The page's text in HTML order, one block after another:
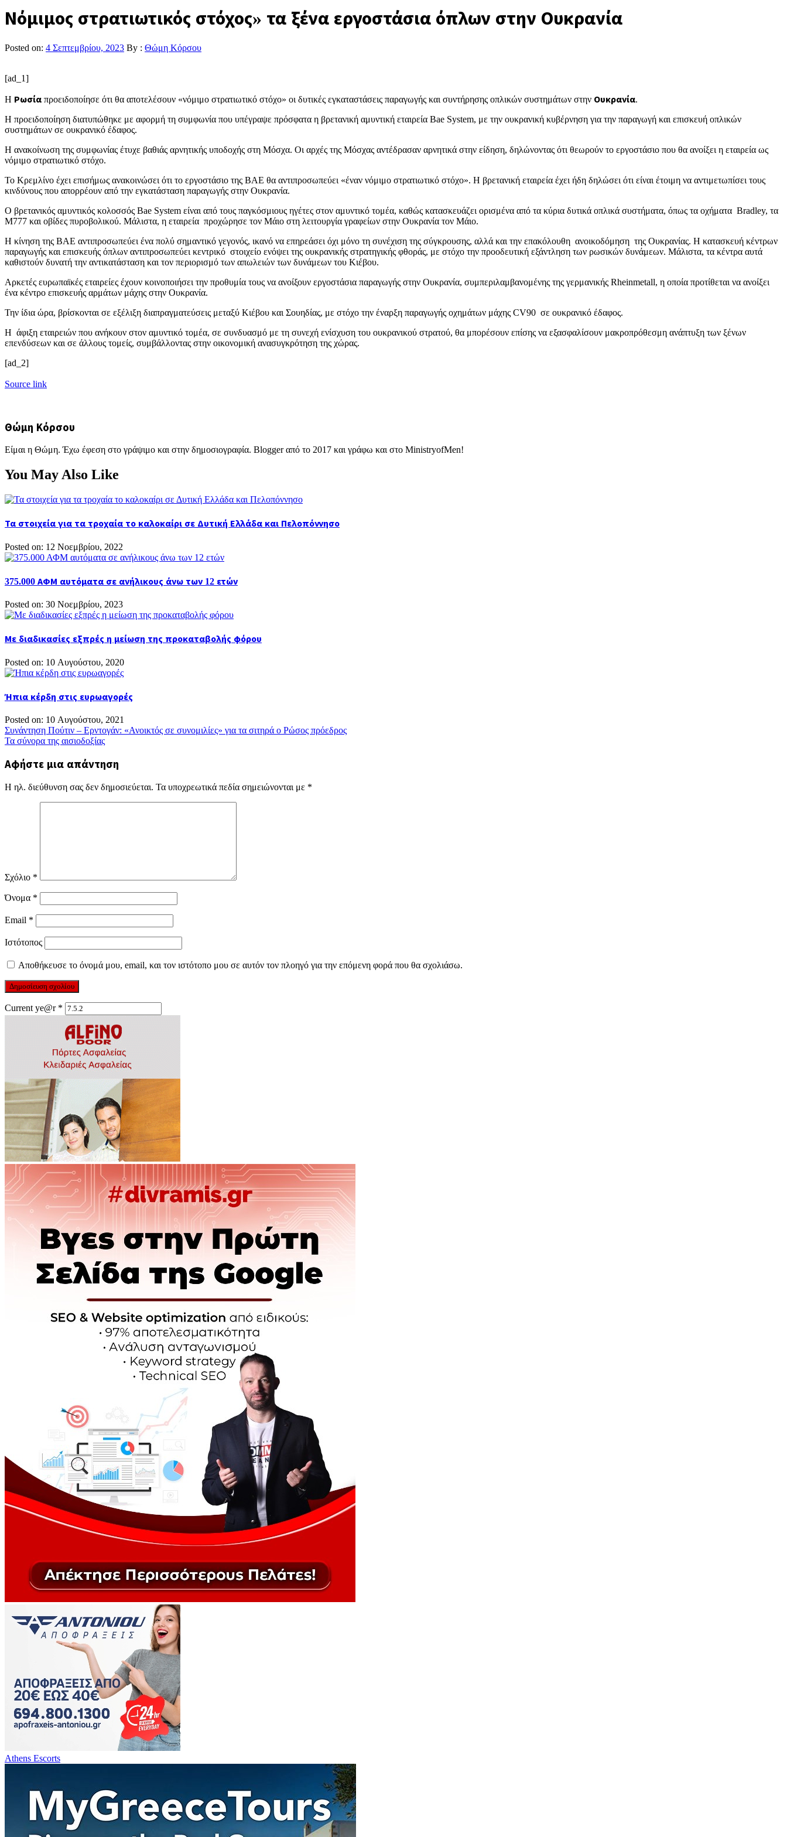
Νόμιμος στρατιωτικός στόχος» τα ξένα εργοστάσια όπλων στην Ουκρανία
Posted on: 4 Σεπτεμβρίου, 2023 By : Θώμη Κόρσου
[ad_1]
Η Ρωσία προειδοποίησε ότι θα αποτελέσουν «νόμιμο στρατιωτικό στόχο» οι δυτικές εγκαταστάσεις παραγωγής και συντήρησης οπλικών συστημάτων στην Ουκρανία.
Η προειδοποίηση διατυπώθηκε με αφορμή τη συμφωνία που υπέγραψε πρόσφατα η βρετανική αμυντική εταιρεία Bae System, με την ουκρανική κυβέρνηση για την παραγωγή και επισκευή οπλικών
συστημάτων σε ουκρανικό έδαφος.
Η ανακοίνωση της συμφωνίας έτυχε βαθιάς αρνητικής υποδοχής στη Μόσχα. Οι αρχές της Μόσχας αντέδρασαν αρνητικά στην είδηση, δηλώνοντας ότι θεωρούν το εργοστάσιο που θα ανοίξει η εταιρεία ως
νόμιμο στρατιωτικό στόχο.
Το Κρεμλίνο έχει επισήμως ανακοινώσει ότι το εργοστάσιο της BAE θα αντιπροσωπεύει «έναν νόμιμο στρατιωτικό στόχο». Η βρετανική εταιρεία έχει ήδη δηλώσει ότι είναι έτοιμη να αντιμετωπίσει τους
κινδύνους που απορρέουν από την εγκατάσταση παραγωγής στην Ουκρανία.
Ο βρετανικός αμυντικός κολοσσός Bae System είναι από τους παγκόσμιους ηγέτες στον αμυντικό τομέα, καθώς κατασκευάζει ορισμένα από τα κύρια δυτικά οπλικά συστήματα, όπως τα οχήματα Bradley, τα
M777 και οβίδες πυροβολικού. Μάλιστα, η εταιρεία προχώρησε τον Μάιο στη λειτουργία γραφείων στην Ουκρανία τον Μάιο.
Η κίνηση της BAE αντιπροσωπεύει ένα πολύ σημαντικό γεγονός, ικανό να επηρεάσει όχι μόνο τη συνέχιση της σύγκρουσης, αλλά και την επακόλουθη ανοικοδόμηση της Ουκρανίας. Η κατασκευή κέντρων
παραγωγής και επισκευής όπλων αντιπροσωπεύει κεντρικό στοιχείο ενόψει της ουκρανικής στρατηγικής φθοράς, με στόχο την προοδευτική εξάντληση των ρωσικών δυνάμεων. Μάλιστα, τα κέντρα αυτά
καθιστούν δυνατή την αντικατάσταση και τον περιορισμό των απωλειών των δυνάμεων του Κιέβου.
Αρκετές ευρωπαϊκές εταιρείες έχουν κοινοποιήσει την προθυμία τους να ανοίξουν εργοστάσια παραγωγής στην Ουκρανία, συμπεριλαμβανομένης της γερμανικής Rheinmetall, η οποία προτίθεται να ανοίξει
ένα κέντρο επισκευής αρμάτων μάχης στην Ουκρανία.
Την ίδια ώρα, βρίσκονται σε εξέλιξη διαπραγματεύσεις μεταξύ Κιέβου και Σουηδίας, με στόχο την έναρξη παραγωγής οχημάτων μάχης CV90 σε ουκρανικό έδαφος.
Η άφιξη εταιρειών που ανήκουν στον αμυντικό τομέα, σε συνδυασμό με τη συνεχή ενίσχυση του ουκρανικού στρατού, θα μπορέσουν επίσης να εξασφαλίσουν μακροπρόθεσμη ανάπτυξη των ξένων
επενδύσεων και σε άλλους τομείς, συμβάλλοντας στην οικονομική ανασυγκρότηση της χώρας.
[ad_2]
Source link
Θώμη Κόρσου
Είμαι η Θώμη. Έχω έφεση στο γράψιμο και στην δημοσιογραφία. Blogger από το 2017 και γράφω και στο MinistryofMen!
You May Also Like
Τα στοιχεία για τα τροχαία το καλοκαίρι σε Δυτική Ελλάδα και Πελοπόννησο
Posted on: 12 Νοεμβρίου, 2022
375.000 ΑΦΜ αυτόματα σε ανήλικους άνω των 12 ετών
Posted on: 30 Νοεμβρίου, 2023
Με διαδικασίες εξπρές η μείωση της προκαταβολής φόρου
Posted on: 10 Αυγούστου, 2020
Ήπια κέρδη στις ευρωαγορές
Posted on: 10 Αυγούστου, 2021
Πλοήγηση
Συνάντηση Πούτιν – Ερντογάν: «Ανοικτός σε συνομιλίες» για τα σιτηρά ο Ρώσος πρόεδρος
Τα σύνορα της αισιοδοξίας
Αφήστε μια απάντηση
Η ηλ. διεύθυνση σας δεν δημοσιεύεται. Τα υποχρεωτικά πεδία σημειώνονται με *
Σχόλιο *
Όνομα *
Email *
Ιστότοπος
Αποθήκευσε το όνομά μου, email, και τον ιστότοπο μου σε αυτόν τον πλοηγό για την επόμενη φορά που θα σχολιάσω.
Current ye@r *
Athens Escorts